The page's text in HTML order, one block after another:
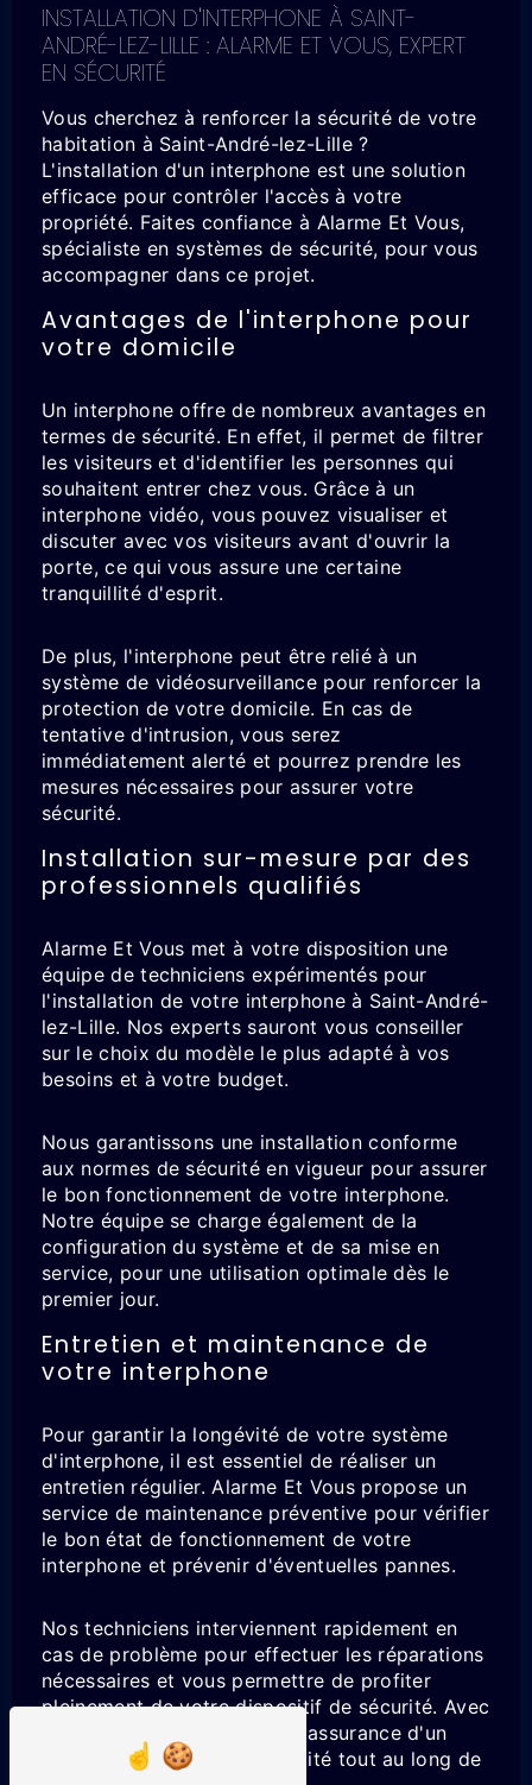
INSTALLATION D'INTERPHONE À SAINT-
ANDRÉ-LEZ-LILLE : ALARME ET VOUS, EXPERT
EN SÉCURITÉ
Vous cherchez à renforcer la sécurité de votre
habitation à Saint-André-lez-Lille ?
L'installation d'un interphone est une solution
efficace pour contrôler l'accès à votre
propriété. Faites confiance à Alarme Et Vous,
spécialiste en systèmes de sécurité, pour vous
accompagner dans ce projet.
Avantages de l'interphone pour
votre domicile
Un interphone offre de nombreux avantages en
termes de sécurité. En effet, il permet de filtrer
les visiteurs et d'identifier les personnes qui
souhaitent entrer chez vous. Grâce à un
interphone vidéo, vous pouvez visualiser et
discuter avec vos visiteurs avant d'ouvrir la
porte, ce qui vous assure une certaine
tranquillité d'esprit.
De plus, l'interphone peut être relié à un
système de vidéosurveillance pour renforcer la
protection de votre domicile. En cas de
tentative d'intrusion, vous serez
immédiatement alerté et pourrez prendre les
mesures nécessaires pour assurer votre
sécurité.
Installation sur-mesure par des
professionnels qualifiés
Alarme Et Vous met à votre disposition une
équipe de techniciens expérimentés pour
l'installation de votre interphone à Saint-André-
lez-Lille. Nos experts sauront vous conseiller
sur le choix du modèle le plus adapté à vos
besoins et à votre budget.
Nous garantissons une installation conforme
aux normes de sécurité en vigueur pour assurer
le bon fonctionnement de votre interphone.
Notre équipe se charge également de la
configuration du système et de sa mise en
service, pour une utilisation optimale dès le
premier jour.
Entretien et maintenance de
votre interphone
Pour garantir la longévité de votre système
d'interphone, il est essentiel de réaliser un
entretien régulier. Alarme Et Vous propose un
service de maintenance préventive pour vérifier
le bon état de fonctionnement de votre
interphone et prévenir d'éventuelles pannes.
Nos techniciens interviennent rapidement en
cas de problème pour effectuer les réparations
nécessaires et vous permettre de profiter
pleinement de votre dispositif de sécurité. Avec
Alarme Et Vous, vous avez l'assurance d'un
suivi personnalisé et de qualité tout au long de